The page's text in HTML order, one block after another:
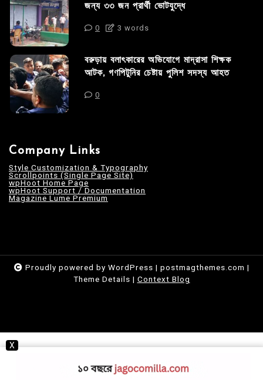
জন্য ৩৩ জন প্রার্থী ভোটযুদ্ধে
0 3 words
বরুড়ায় বলাৎকারের অভিযোগে মাদ্রাসা শিক্ষক
আটক, গণপিটুনির চেষ্টায় পুলিশ সদস্য আহত
0
Company Links
Style Customization & Typography
Scrollpoints (Single Page Site)
wpHoot Home Page
wpHoot Support / Documentation
Magazine Lume Premium
Proudly powered by WordPress | postmagthemes.com |
Theme Details | Context Blog
X